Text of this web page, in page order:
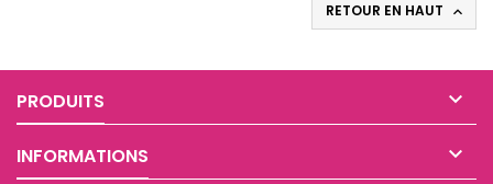
RETOUR EN HAUT 
PRODUITS 
INFORMATIONS 